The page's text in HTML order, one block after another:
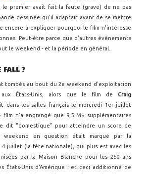
le premier avait fait la faute (grave) de ne pas
dessinée qu'il adaptait avant de se mettre
encore à expliquer pourquoi le film n'intéresse
Peut-être parce que d'autres évènements
le weekend - et la période en général.
FALL ?
tombés au bout du 2e weekend d'exploitation
aux États-Unis, alors que le film de Craig
dans les salles français le mercredi 1er juillet
film n'a engrangé que 9,5 M$ supplémentaires
dit "domestique" pour atteindre un score de
en question était marqué par la
4 juillet (la fête nationale), qui plus est avec les
par la Maison Blanche pour les 250 ans
États-Unis d'Amérique ; et ceci additionné de